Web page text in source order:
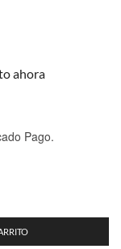
ahora
Pago.